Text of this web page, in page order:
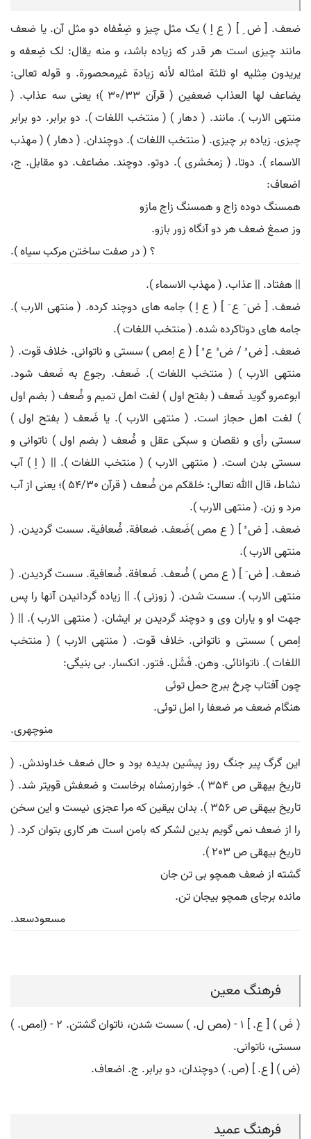
ضعف. [ ض ِ ] ( ع اِ ) یک مثل چیز و ضِعْفاه دو مثل آن. یا ضعف
مانند چیزی است هر قدر که زیاده باشد، و منه یقال: لک ضِعفه و
یریدون مِثلیه او ثلثة امثاله لأنه زیادة غیرمحصورة. و قوله تعالی:
یضاعف لها العذاب ضعفین ( قرآن 30/33 )؛ یعنی سه عذاب. (
منتهی الارب ). مانند. ( دهار ) ( منتخب اللغات ). دو برابر. دو برابر
چیزی. زیاده بر چیزی. ( منتخب اللغات ). دوچندان. ( دهار ) ( مهذب
الاسماء ). دوتا. ( زمخشری ). دوتو. دوچند. مضاعف. دو مقابل. ج،
اضعاف:
همسنگ دوده زاج و همسنگ زاج مازو
وز صمغ ضعف هر دو آنگاه زور بازو.
؟ ( در صفت ساختن مرکب سیاه ).
|| هفتاد. || عذاب. ( مهذب الاسماء ).
ضعف. [ ض َ ع َ ] ( ع اِ ) جامه های دوچند کرده. ( منتهی الارب ).
جامه های دوتاکرده شده. ( منتخب اللغات ).
ضعف. [ ض ُ / ض ُ ع ُ ] ( ع اِمص ) سستی و ناتوانی. خلاف قوت. (
منتهی الارب ) ( منتخب اللغات ). ضَعف. رجوع به ضَعف شود.
ابوعمرو گوید ضَعف ( بفتح اول ) لغت اهل تمیم و ضُعف ( بضم اول
) لغت اهل حجاز است. ( منتهی الارب ). یا ضَعف ( بفتح اول )
سستی رأی و نقصان و سبکی عقل و ضُعف ( بضم اول ) ناتوانی و
سستی بدن است. ( منتهی الارب ) ( منتخب اللغات ). || ( اِ ) آب
نشاط، قال اﷲ تعالی: خلقکم من ضُعف ( قرآن 54/30 )؛ یعنی از آب
مرد و زن. ( منتهی الارب ).
ضعف. [ ض ُ ] ( ع مص )ضَعف. ضعافة. ضُعافیة. سست گردیدن. (
منتهی الارب ).
ضعف. [ ض َ ] ( ع مص ) ضُعف. ضَعافة. ضُعافیة. سست گردیدن. (
منتهی الارب ). سست شدن. ( زوزنی ). || زیاده گردانیدن آنها را پس
جهت او و یاران وی و دوچند گردیدن بر ایشان. ( منتهی الارب ). || (
اِمص ) سستی و ناتوانی. خلاف قوت. ( منتهی الارب ) ( منتخب
اللغات ). ناتوانائی. وهن. فَشَل. فتور. انکسار. بی بنیگی:
چون آفتاب چرخ ببرج حمل توئی
هنگام ضعف مر ضعفا را امل توئی.
منوچهری.
این گرگ پیر جنگ روز پیشین بدیده بود و حال ضعف خداوندش. (
تاریخ بیهقی ص 354 ). خوارزمشاه برخاست و ضعفش قویتر شد. (
تاریخ بیهقی ص 356 ). بدان بیقین که مرا عجزی نیست و این سخن
را از ضعف نمی گویم بدین لشکر که بامن است هر کاری بتوان کرد. (
تاریخ بیهقی ص 203 ).
گشته از ضعف همچو بی تن جان
مانده برجای همچو بیجان تن.
مسعودسعد.
فرهنگ معین
( ضَ ) [ ع. ] ۱ - (مص ل. ) سست شدن، ناتوان گشتن. ۲ - (اِمص. )
سستی، ناتوانی.
(ض ) [ ع. ] (ص. ) دوچندان، دو برابر. ج. اضعاف.
فرهنگ عمید